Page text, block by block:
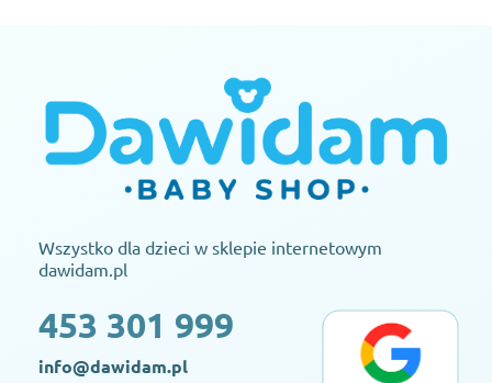
Wszystko dla dzieci w sklepie internetowym
dawidam.pl
453 301 999
info@dawidam.pl